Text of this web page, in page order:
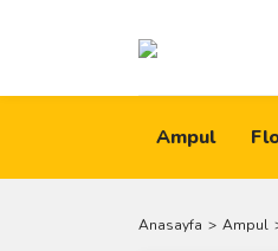
Ampul
Anasayfa Ampul